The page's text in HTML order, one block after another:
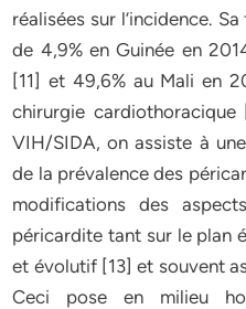
réalisées sur l’incidence.
de 4,9% en Guinée en
[11] et 49,6% au Mali en
chirurgie cardiothoracique
VIH/SIDA, on assiste à
de la prévalence des
modifications des
péricardite tant sur le plan
et évolutif [13] et souvent
Ceci pose en milieu